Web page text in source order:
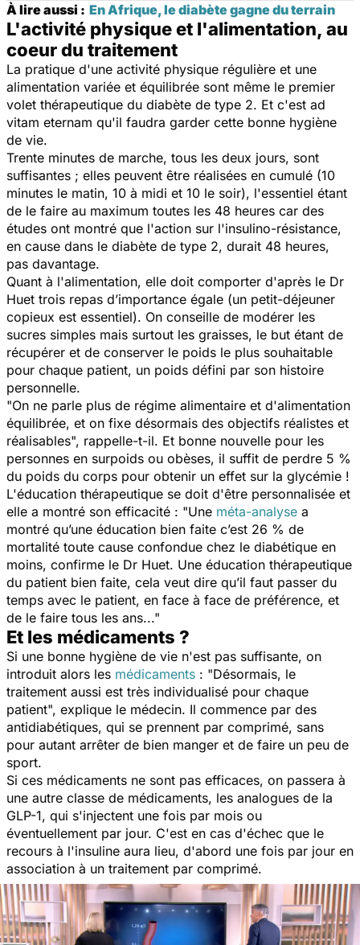
À lire aussi : En Afrique, le diabète gagne du terrain
L'activité physique et l'alimentation, au
coeur du traitement
La pratique d'une activité physique régulière et une
alimentation variée et équilibrée sont même le premier
volet thérapeutique du diabète de type 2. Et c'est ad
vitam eternam qu'il faudra garder cette bonne hygiène
de vie.
Trente minutes de marche, tous les deux jours, sont
suffisantes ; elles peuvent être réalisées en cumulé (10
minutes le matin, 10 à midi et 10 le soir), l'essentiel étant
de le faire au maximum toutes les 48 heures car des
études ont montré que l'action sur l'insulino-résistance,
en cause dans le diabète de type 2, durait 48 heures,
pas davantage.
Quant à l'alimentation, elle doit comporter d'après le Dr
Huet trois repas d’importance égale (un petit-déjeuner
copieux est essentiel). On conseille de modérer les
sucres simples mais surtout les graisses, le but étant de
récupérer et de conserver le poids le plus souhaitable
pour chaque patient, un poids défini par son histoire
personnelle.
"On ne parle plus de régime alimentaire et d'alimentation
équilibrée, et on fixe désormais des objectifs réalistes et
réalisables", rappelle-t-il. Et bonne nouvelle pour les
personnes en surpoids ou obèses, il suffit de perdre 5 %
du poids du corps pour obtenir un effet sur la glycémie !
L'éducation thérapeutique se doit d'être personnalisée et
elle a montré son efficacité : "Une méta-analyse a
montré qu’une éducation bien faite c’est 26 % de
mortalité toute cause confondue chez le diabétique en
moins, confirme le Dr Huet. Une éducation thérapeutique
du patient bien faite, cela veut dire qu’il faut passer du
temps avec le patient, en face à face de préférence, et
de le faire tous les ans..."
Et les médicaments ?
Si une bonne hygiène de vie n'est pas suffisante, on
introduit alors les médicaments : "Désormais, le
traitement aussi est très individualisé pour chaque
patient", explique le médecin. Il commence par des
antidiabétiques, qui se prennent par comprimé, sans
pour autant arrêter de bien manger et de faire un peu de
sport.
Si ces médicaments ne sont pas efficaces, on passera à
une autre classe de médicaments, les analogues de la
GLP-1, qui s'injectent une fois par mois ou
éventuellement par jour. C'est en cas d'échec que le
recours à l'insuline aura lieu, d'abord une fois par jour en
association à un traitement par comprimé.